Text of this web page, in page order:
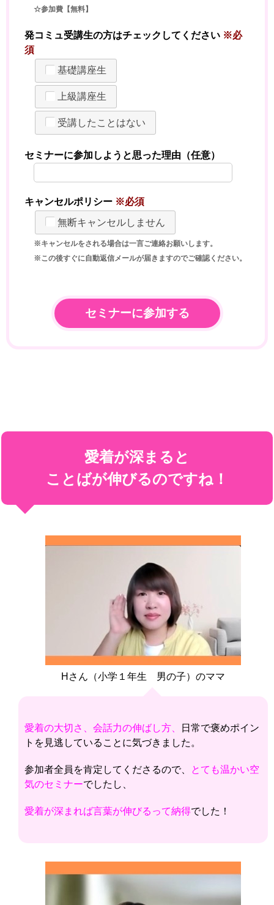
☆参加費【無料】
発コミュ受講生の方はチェックしてください ※必
須
基礎講座生
上級講座生
受講したことはない
セミナーに参加しようと思った理由（任意）
キャンセルポリシー ※必須
無断キャンセルしません
※キャンセルをされる場合は一言ご連絡お願いします。
※この後すぐに自動返信メールが届きますのでご確認ください。
愛着が深まると
ことばが伸びるのですね！
Hさん（小学１年生 男の子）のママ
愛着の大切さ、会話力の伸ばし方、
日常で褒めポイン
トを見逃していることに気づきました。
参加者全員を肯定してくださるので、
とても温かい空
気のセミナーでしたし、
愛着が深まれば言葉が伸びるって納得でした！